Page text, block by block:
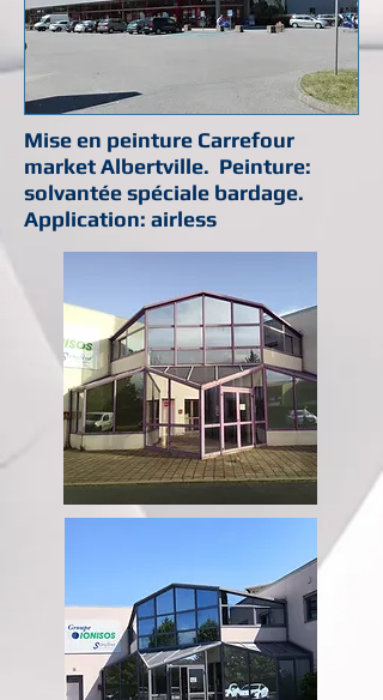
Mise en peinture Carrefour
market Albertville. Peinture:
solvantée spéciale bardage.
Application: airless